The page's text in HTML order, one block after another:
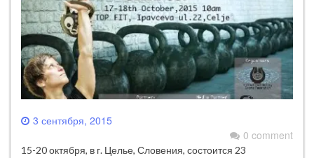
3 сентября, 2015
0 comment
15-20 октября, в г. Целье, Словения, состоится 23